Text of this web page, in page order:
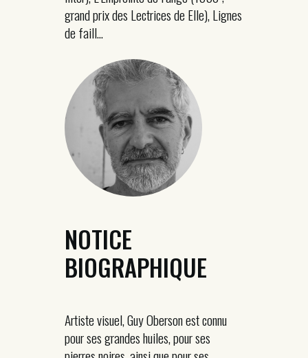
grand prix des Lectrices de Elle), Lignes
de faill...
NOTICE
BIOGRAPHIQUE
Artiste visuel, Guy Oberson est connu
pour ses grandes huiles, pour ses